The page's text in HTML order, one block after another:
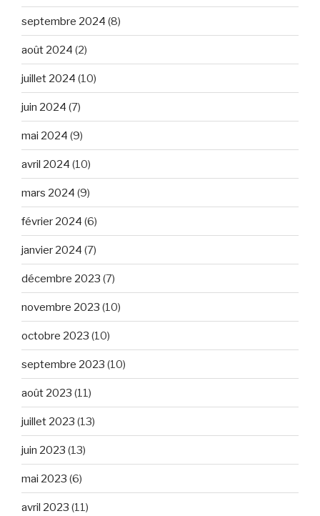
septembre 2024 (8)
août 2024 (2)
juillet 2024 (10)
juin 2024 (7)
mai 2024 (9)
avril 2024 (10)
mars 2024 (9)
février 2024 (6)
janvier 2024 (7)
décembre 2023 (7)
novembre 2023 (10)
octobre 2023 (10)
septembre 2023 (10)
août 2023 (11)
juillet 2023 (13)
juin 2023 (13)
mai 2023 (6)
avril 2023 (11)